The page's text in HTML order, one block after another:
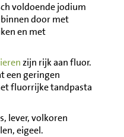
voldoende jodium
door met
en met
zijn rijk aan fluor.
een geringen
fluorrijke tandpasta
lever, volkoren
eigeel.